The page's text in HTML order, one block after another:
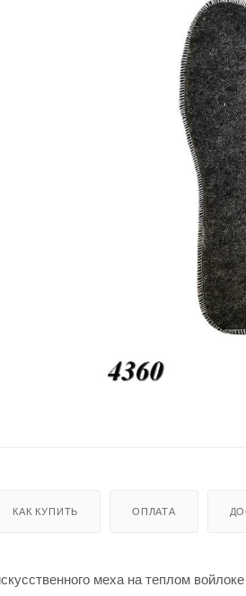
КАК КУПИТЬ ОПЛАТА
меха на теплом